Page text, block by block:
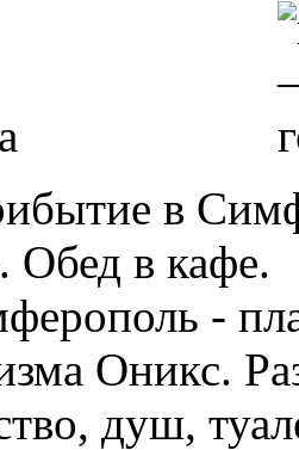
в
Обед в кафе.
-
Оникс.
душ,